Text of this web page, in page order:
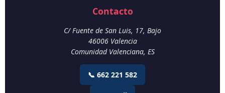
Contacto
C/ Fuente de San Luis, 17, Bajo
46006 Valencia
Comunidad Valenciana, ES
📞 662 221 582